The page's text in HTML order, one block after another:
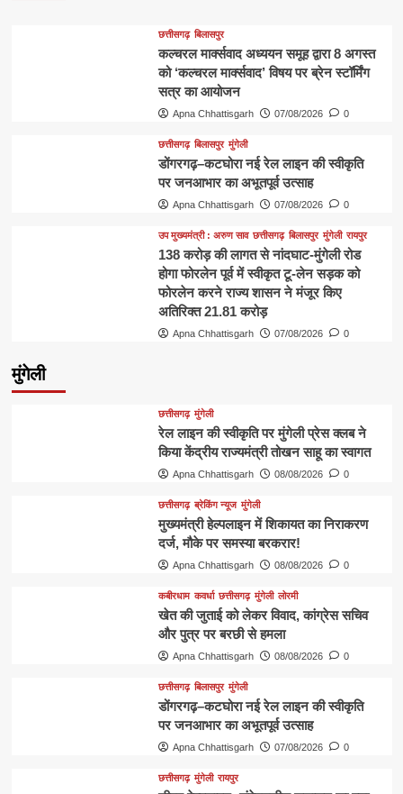
छत्तीसगढ़ बिलासपुर
कल्चरल मार्क्सवाद अध्ययन समूह द्वारा 8 अगस्त
को ‘कल्चरल मार्क्सवाद’ विषय पर ब्रेन स्टॉर्मिंग
सत्र का आयोजन
Apna Chhattisgarh 07/08/2026 0
छत्तीसगढ़ बिलासपुर मुंगेली
डोंगरगढ़–कटघोरा नई रेल लाइन की स्वीकृति
पर जनआभार का अभूतपूर्व उत्साह
Apna Chhattisgarh 07/08/2026 0
उप मुख्यमंत्री : अरुण साव छत्तीसगढ़ बिलासपुर मुंगेली रायपुर
138 करोड़ की लागत से नांदघाट-मुंगेली रोड
होगा फोरलेन पूर्व में स्वीकृत टू-लेन सड़क को
फोरलेन करने राज्य शासन ने मंजूर किए
अतिरिक्त 21.81 करोड़
Apna Chhattisgarh 07/08/2026 0
मुंगेली
छत्तीसगढ़ मुंगेली
रेल लाइन की स्वीकृति पर मुंगेली प्रेस क्लब ने
किया केंद्रीय राज्यमंत्री तोखन साहू का स्वागत
Apna Chhattisgarh 08/08/2026 0
छत्तीसगढ़ ब्रेकिंग न्यूज मुंगेली
मुख्यमंत्री हेल्पलाइन में शिकायत का निराकरण
दर्ज, मौके पर समस्या बरकरार!
Apna Chhattisgarh 08/08/2026 0
कबीरधाम कवर्धा छत्तीसगढ़ मुंगेली लोरमी
खेत की जुताई को लेकर विवाद, कांग्रेस सचिव
और पुत्र पर बरछी से हमला
Apna Chhattisgarh 08/08/2026 0
छत्तीसगढ़ बिलासपुर मुंगेली
डोंगरगढ़–कटघोरा नई रेल लाइन की स्वीकृति
पर जनआभार का अभूतपूर्व उत्साह
Apna Chhattisgarh 07/08/2026 0
छत्तीसगढ़ मुंगेली रायपुर